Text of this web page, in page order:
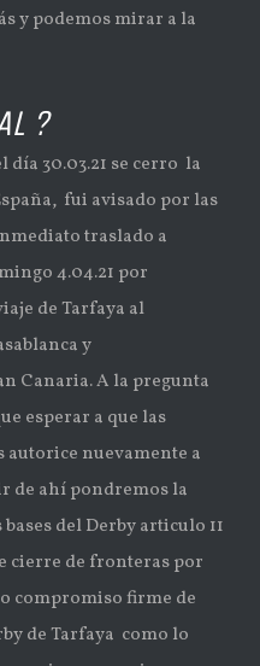
y podemos mirar a la
?
30.03.21 se cerro la
fui avisado por las
traslado a
4.04.21 por
de Tarfaya al
y
Canaria. A la pregunta
esperar a que las
autorice nuevamente a
de ahí pondremos la
del Derby articulo 11
cierre de fronteras por
compromiso firme de
de Tarfaya como lo